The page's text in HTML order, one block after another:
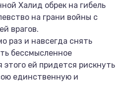
Халид обрек на гибель
на грани войны с
врагов.
раз и навсегда снять
бессмысленное
этого ей придется рискнуть
единственную и